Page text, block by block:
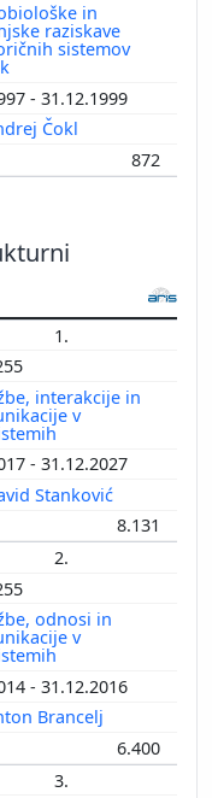
in
raziskave
sistemov
- 31.12.1999
Čokl
872
1.
interakcije in
v
- 31.12.2027
Stanković
8.131
2.
odnosi in
v
- 31.12.2016
Brancelj
6.400
3.